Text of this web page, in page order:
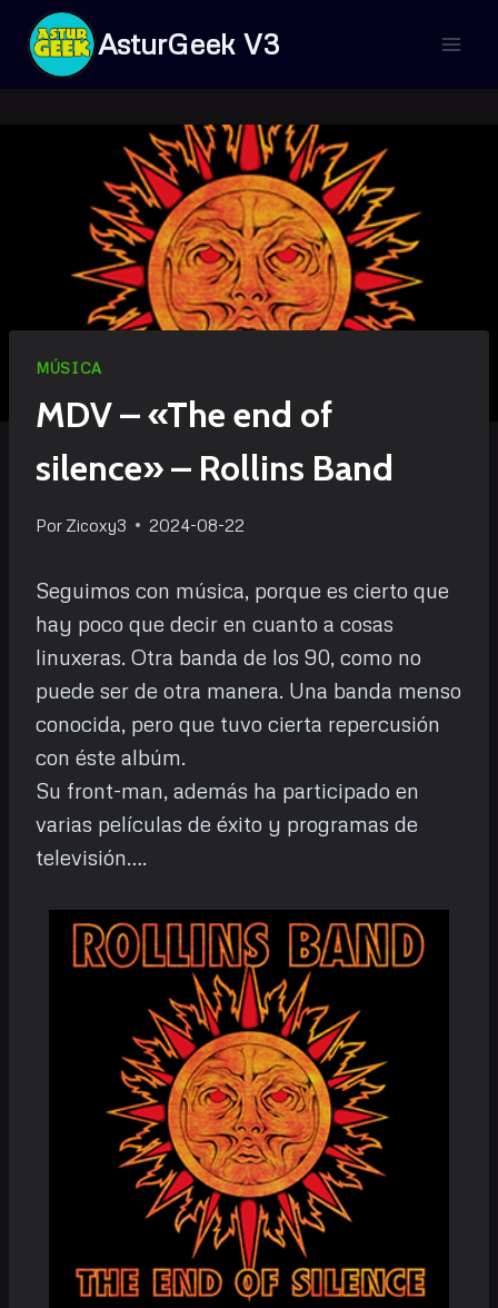
Saltar
contenido
AsturGeek V3
MÚSICA
MDV – «The end of
silence» – Rollins Band
Por Zicoxy3 2024-08-22
Seguimos con música, porque es cierto que
hay poco que decir en cuanto a cosas
linuxeras. Otra banda de los 90, como no
puede ser de otra manera. Una banda menso
conocida, pero que tuvo cierta repercusión
con éste albúm.
Su front-man, además ha participado en
varias películas de éxito y programas de
televisión….